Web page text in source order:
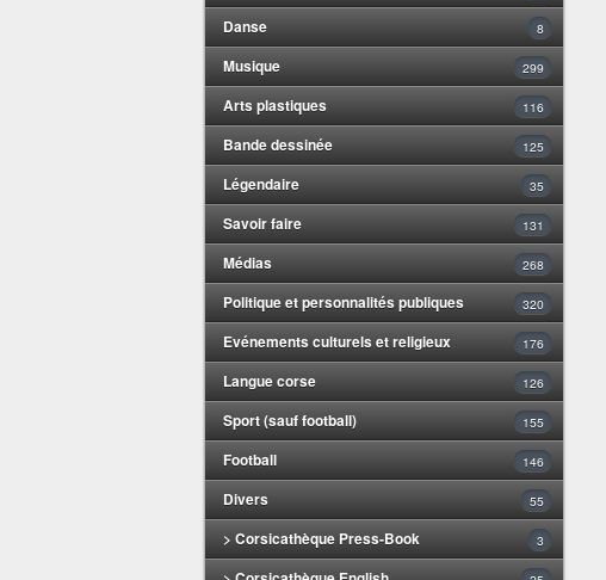
Danse 8
Musique 299
Arts plastiques 116
Bande dessinée 125
Légendaire 35
Savoir faire 131
Médias 268
Politique et personnalités publiques 320
Evénements culturels et religieux 176
Langue corse 126
Sport (sauf football) 155
Football 146
Divers 55
> Corsicathèque Press-Book 3